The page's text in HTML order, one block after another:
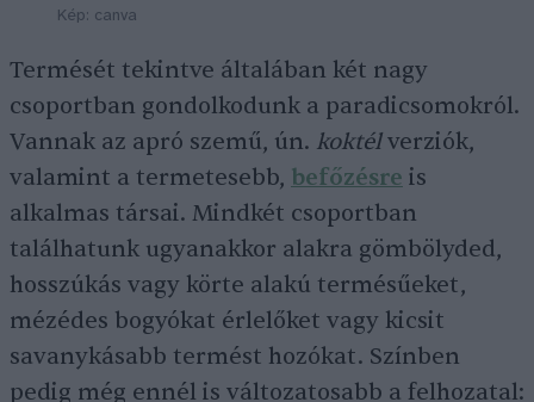
Kép: canva
Termését tekintve általában két nagy
csoportban gondolkodunk a paradicsomokról.
Vannak az apró szemű, ún. koktélverziók,
valamint a termetesebb, befőzésre is
alkalmas társai. Mindkét csoportban
találhatunk ugyanakkor alakra gömbölyded,
hosszúkás vagy körte alakú termésűeket,
mézédes bogyókat érlelőket vagy kicsit
savanykásabb termést hozókat. Színben
pedig még ennél is változatosabb a felhozatal: